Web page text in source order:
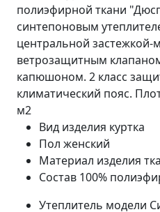
полиэфирной ткани
синтепоновым
центральной застежкой-
ветрозащитным
капюшоном. 2 класс
климатический пояс.
м2
Вид изделия куртка
Пол женский
Материал изделия
Состав 100%
Утеплитель модели